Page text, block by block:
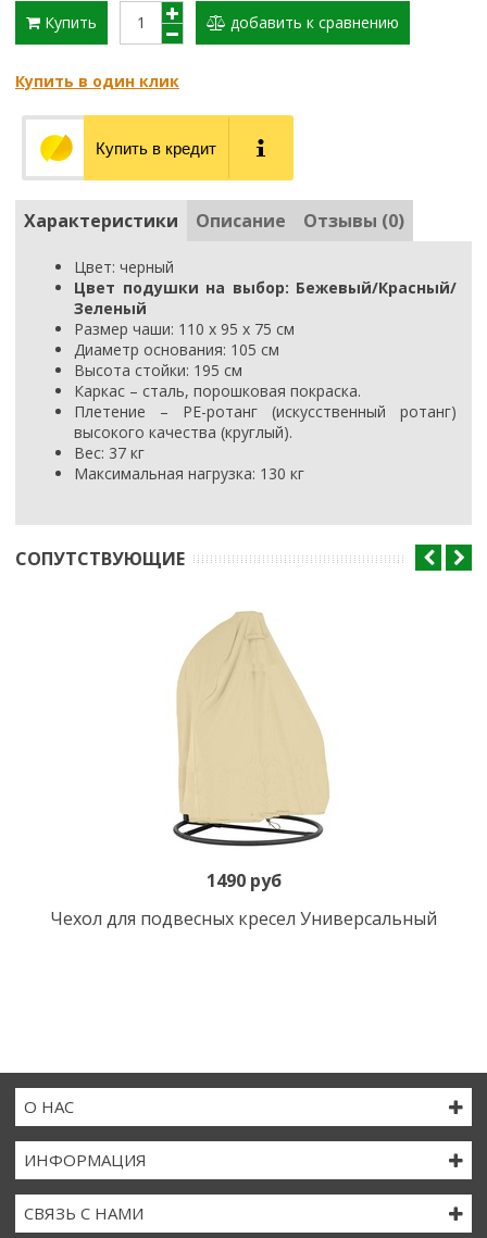
Купить добавить к сравнению
Купить в один клик
Купить в кредит
Характеристики Описание Отзывы (0)
Цвет: черный
Цвет подушки на выбор: Бежевый/Красный/
Зеленый
Размер чаши: 110 х 95 х 75 см
Диаметр основания: 105 см
Высота стойки: 195 см
Каркас – сталь, порошковая покраска.
Плетение – PE-ротанг (искусственный ротанг)
высокого качества (круглый).
Вес: 37 кг
Максимальная нагрузка: 130 кг
CОПУТСТВУЮЩИЕ
1490 руб
Чехол для подвесных кресел Универсальный
О НАС
ИНФОРМАЦИЯ
СВЯЗЬ С НАМИ